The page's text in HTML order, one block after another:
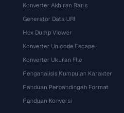
Konverter Akhiran Baris
Generator Data URI
Hex Dump Viewer
Konverter Unicode Escape
Konverter Ukuran File
Penganalisis Kumpulan Karakter
Panduan Perbandingan Format
Panduan Konversi